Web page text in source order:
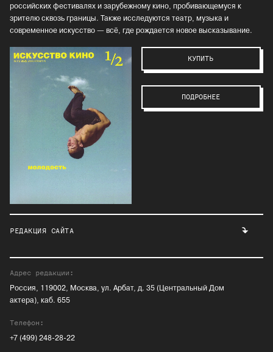
российских фестивалях и зарубежному кино, пробивающемуся к
зрителю сквозь границы. Также исследуются театр, музыка и
современное искусство — всё, где рождается новое высказывание.
КУПИТЬ
ПОДРОБНЕЕ
РЕДАКЦИЯ САЙТА
Адрес редакции:
Россия, 119002, Москва, ул. Арбат, д. 35 (Центральный Дом
актера), каб. 655
Телефон:
+7 (499) 248-28-22